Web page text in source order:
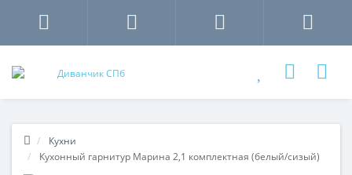
Кухни
Кухонный гарнитур Марина 2,1 комплектная (белый/сизый)